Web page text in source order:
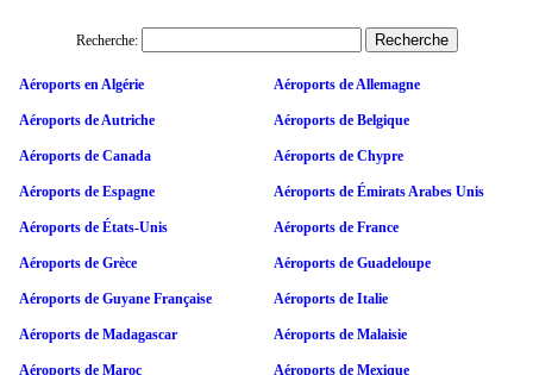
Recherche:
Aéroports en Algérie Aéroports de Allemagne
Aéroports de Autriche Aéroports de Belgique
Aéroports de Canada Aéroports de Chypre
Aéroports de Espagne Aéroports de Émirats Arabes Unis
Aéroports de États-Unis Aéroports de France
Aéroports de Grèce Aéroports de Guadeloupe
Aéroports de Guyane Française Aéroports de Italie
Aéroports de Madagascar Aéroports de Malaisie
Aéroports de Maroc Aéroports de Mexique